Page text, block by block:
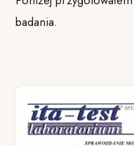
badania.